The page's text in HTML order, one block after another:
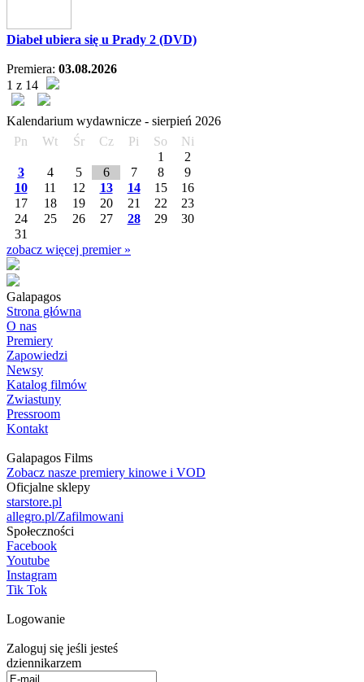
Diabeł ubiera się u Prady 2 (DVD)
Premiera: 03.08.2026
1 z 14
Kalendarium wydawnicze - sierpień 2026
Pn
Wt Śr Cz Pi So
Ni
1
2
3
4 5 6 7 8
9
10
11 12 13 14 15
16
17
18 19 20 21 22
23
24
25 26 27 28 29
30
31
zobacz więcej premier »
Galapagos
Strona główna
O nas
Premiery
Zapowiedzi
Newsy
Katalog filmów
Zwiastuny
Pressroom
Kontakt
Galapagos Films
Zobacz nasze premiery kinowe i VOD
Oficjalne sklepy
starstore.pl
allegro.pl/Zafilmowani
Społeczności
Facebook
Youtube
Instagram
Tik Tok
Logowanie
Zaloguj się jeśli jesteś
dziennikarzem